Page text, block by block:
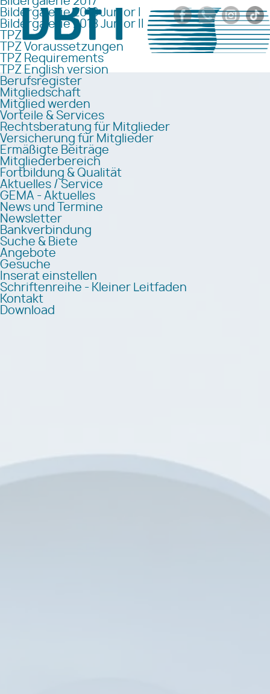
Bildergalerie 2018 Junior I
Bildergalerie 2018 Junior II
TPZ
TPZ Voraussetzungen
TPZ Requirements
TPZ English version
Berufsregister
Mitgliedschaft
Mitglied werden
Vorteile & Services
Rechtsberatung für Mitglieder
Versicherung für Mitglieder
Ermäßigte Beiträge
Mitgliederbereich
Fortbildung & Qualität
Aktuelles / Service
GEMA - Aktuelles
News und Termine
Newsletter
Bankverbindung
Suche & Biete
Angebote
Gesuche
Inserat einstellen
Schriftenreihe - Kleiner Leitfaden
Kontakt
Download